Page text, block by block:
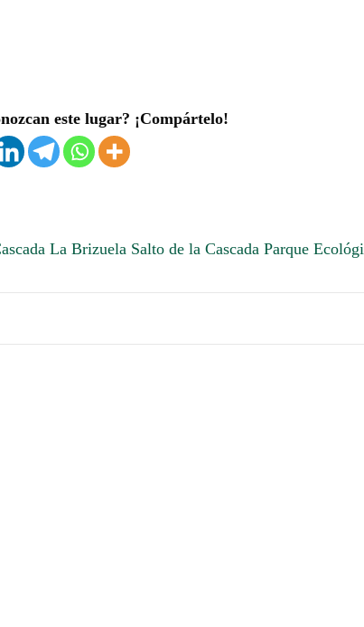
este lugar? ¡Compártelo!
La Brizuela Salto de la Cascada Parque